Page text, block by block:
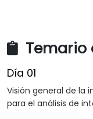
Temario
Día 01
Visión general de la
para el análisis de